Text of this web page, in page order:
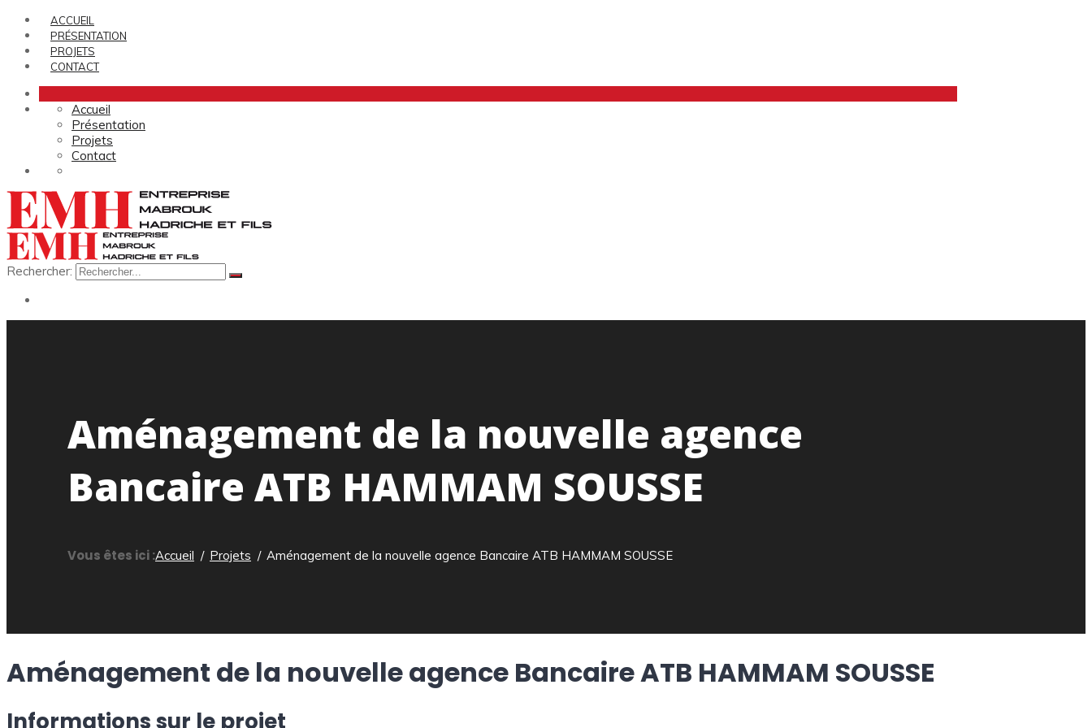
ACCUEIL
PRÉSENTATION
PROJETS
CONTACT
Accueil
Présentation
Projets
Contact
Rechercher:
Aménagement de la nouvelle agence
Bancaire ATB HAMMAM SOUSSE
Vous êtes ici :Accueil Projets Aménagement de la nouvelle agence Bancaire ATB HAMMAM SOUSSE
Aménagement de la nouvelle agence Bancaire ATB HAMMAM SOUSSE
Informations sur le projet